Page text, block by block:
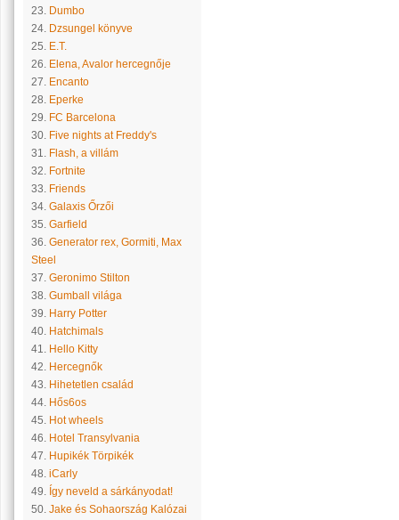
23. Dumbo
24. Dzsungel könyve
25. E.T.
26. Elena, Avalor hercegnője
27. Encanto
28. Eperke
29. FC Barcelona
30. Five nights at Freddy's
31. Flash, a villám
32. Fortnite
33. Friends
34. Galaxis Őrzői
35. Garfield
36. Generator rex, Gormiti, Max
Steel
37. Geronimo Stilton
38. Gumball világa
39. Harry Potter
40. Hatchimals
41. Hello Kitty
42. Hercegnők
43. Hihetetlen család
44. Hős6os
45. Hot wheels
46. Hotel Transylvania
47. Hupikék Törpikék
48. iCarly
49. Így neveld a sárkányodat!
50. Jake és Sohaország Kalózai